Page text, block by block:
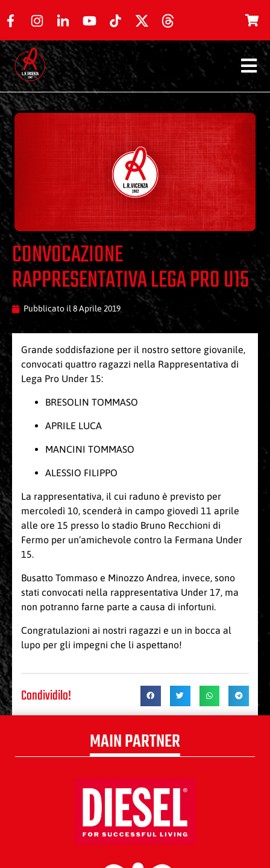
CONVOCAZIONE
RAPPRESENTATIVA LEGA PRO U15
Pubblicato il 8 Aprile 2019
Grande soddisfazione per il nostro settore giovanile,
convocati quattro ragazzi nella Rappresentativa di
Lega Pro Under 15:
BRESOLIN TOMMASO
APRILE LUCA
MANCINI TOMMASO
ALESSIO FILIPPO
La rappresentativa, il cui raduno è previsto per
mercoledì 10, scenderà in campo giovedì 11 aprile
alle ore 15 presso lo stadio Bruno Recchioni di
Fermo per un’amichevole contro la Fermana Under
15.
Busatto Tommaso e Minozzo Andrea, invece, sono
stati convocati nella rappresentativa Under 17, ma
non potranno farne parte a causa di infortuni.
Congratulazioni ai nostri ragazzi e un in bocca al
lupo per gli impegni che li aspettano!
Condividilo!
MAIN PARTNER